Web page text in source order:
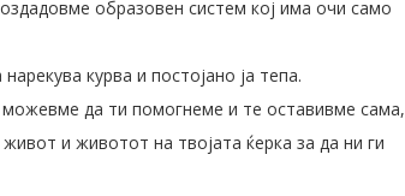
образовен систем кој има очи само
курва и постојано ја тепа.
да ти помогнеме и те оставивме сама,
и животот на твојата ќерка за да ни ги